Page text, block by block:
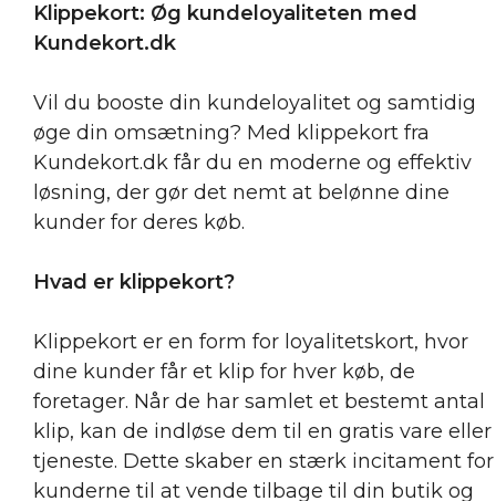
Klippekort: Øg kundeloyaliteten med
Kundekort.dk
Vil du booste din kundeloyalitet og samtidig
øge din omsætning? Med klippekort fra
Kundekort.dk får du en moderne og effektiv
løsning, der gør det nemt at belønne dine
kunder for deres køb.
Hvad er klippekort?
Klippekort er en form for loyalitetskort, hvor
dine kunder får et klip for hver køb, de
foretager. Når de har samlet et bestemt antal
klip, kan de indløse dem til en gratis vare eller
tjeneste. Dette skaber en stærk incitament for
kunderne til at vende tilbage til din butik og